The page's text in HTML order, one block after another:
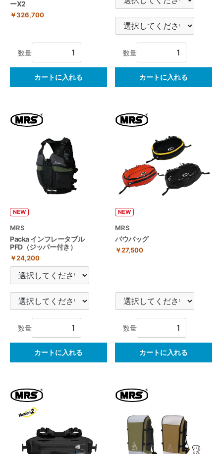
ーX2
￥326,700
数量
カートに入れる
数量
カートに入れる
NEW
MRS
Packa インフレータブル
PFD（ジッパー付き）
￥24,200
数量
カートに入れる
NEW
MRS
バウバッグ
￥27,500
数量
カートに入れる